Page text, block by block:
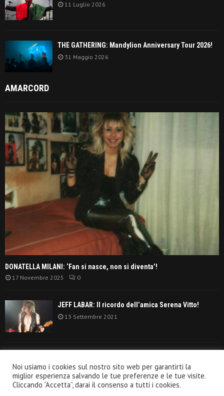
11 Luglio 2026
THE GATHERING: Mandylion Anniversary Tour 2026!
31 Maggio 2026
AMARCORD
DONATELLA MILANI: ‘Fan si nasce, non si diventa’!
17 Novembre 2025 0
JEFF LABAR: Il ricordo dell’amica Serena Vitto!
13 Settembre 2021
settanta’!
30 Giugno 2021
Noi usiamo i cookies sul nostro sito web per garantirti la
miglior esperienza salvando le tue preferenze e le tue visite.
Cliccando “Accetta”, darai il consenso a tutti i cookies.